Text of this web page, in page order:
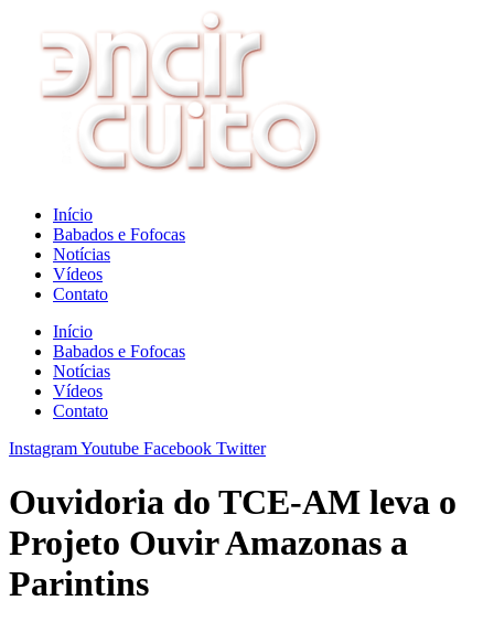
conteúdo
Início
Babados e Fofocas
Notícias
Vídeos
Contato
Início
Babados e Fofocas
Notícias
Vídeos
Contato
InstagramYoutube Facebook Twitter
Ouvidoria do TCE-AM leva o
Projeto Ouvir Amazonas a
Parintins